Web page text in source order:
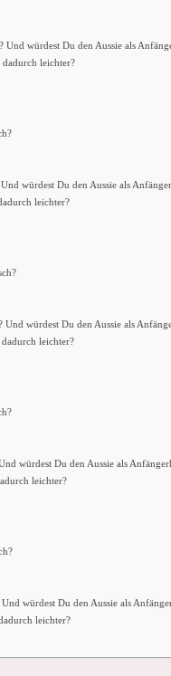
würdest Du den Aussie als
dadurch leichter?
würdest Du den Aussie als
leichter?
würdest Du den Aussie als
leichter?
würdest Du den Aussie als
leichter?
würdest Du den Aussie als
leichter?